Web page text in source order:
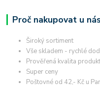
Proč nakupovat u
Široký sortiment
Vše skladem - rychlé
Prověřená kvalita
Super ceny
Poštovné od 42,- Kč u